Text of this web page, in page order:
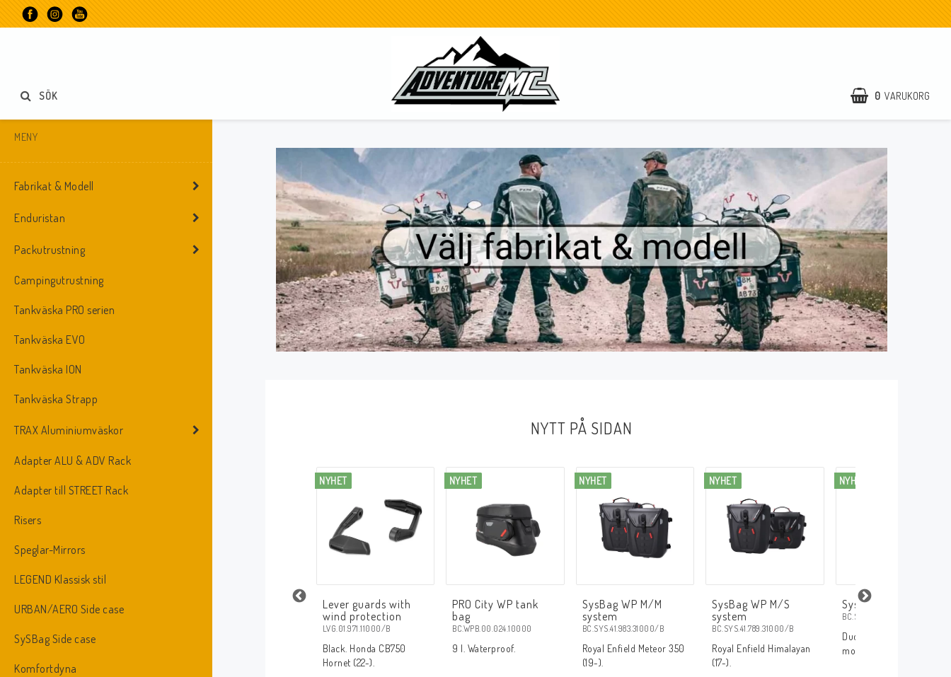
0 VARUKORG
SÖK
MENY
Fabrikat & Modell
Enduristan
Packutrustning
Campingutrustning
Tankväska PRO serien
Tankväska EVO
Tankväska ION
Tankväska Strapp
TRAX Aluminiumväskor
Adapter ALU & ADV Rack
Adapter till STREET Rack
Risers
Speglar-Mirrors
LEGEND Klassisk stil
URBAN/AERO Side case
SySBag Side case
Komfortdyna
NYTT PÅ SIDAN
models
SysBag WP M/S
system
NYHET
Lever guards with
wind protection
LVG.01.971.11000/B
Black. Honda CB750
Hornet (22-).
NYHET
PRO City WP tank
bag
BC.WPB.00.024.10000
9 l. Waterproof.
NYHET
SysBag WP M/M
system
BC.SYS.41.983.31000/B
Royal Enfield Meteor 350
(19-).
NYHET
SysBag WP M/S
system
BC.SYS.41.789.31000/B
Royal Enfield Himalayan
(17-).
NYHET
SysBag WP M system
BC.SYS.22.961.31000/B
Ducati Scrambler
models.